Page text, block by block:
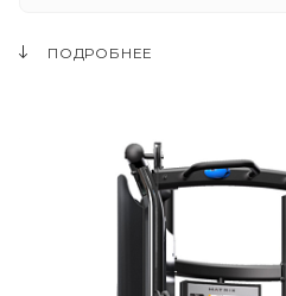
ПОДРОБНЕЕ